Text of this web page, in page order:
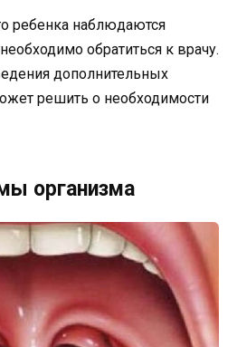
ребенка наблюдаются
обратиться к врачу.
дополнительных
решить о необходимости
организма